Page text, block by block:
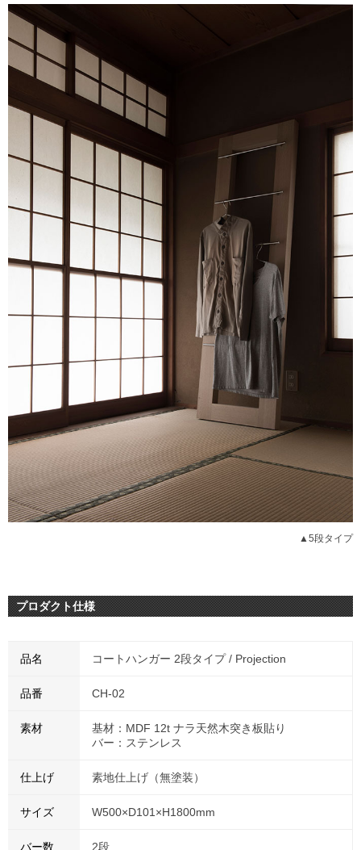
▲5段タイプ
プロダクト仕様
品名 コートハンガー 2段タイプ / Projection
品番 CH-02
素材
基材：MDF 12t ナラ天然木突き板貼り
バー：ステンレス
仕上げ 素地仕上げ（無塗装）
サイズ W500×D101×H1800mm
バー数 2段